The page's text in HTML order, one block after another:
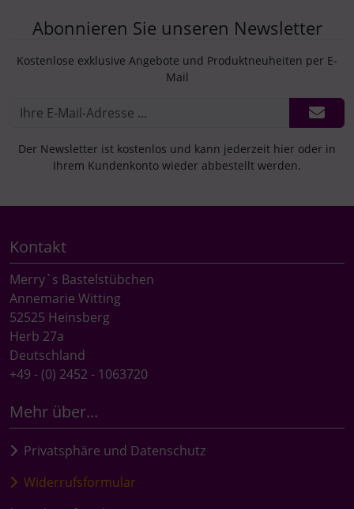
Abonnieren Sie unseren Newsletter
Kostenlose exklusive Angebote und Produktneuheiten per E-
Mail
Der Newsletter ist kostenlos und kann jederzeit hier oder in
Ihrem Kundenkonto wieder abbestellt werden.
Kontakt
Merry`s Bastelstübchen
Annemarie Witting
52525 Heinsberg
Herb 27a
Deutschland
+49 - (0) 2452 - 1063720
Mehr über...
Privatsphäre und Datenschutz
Widerrufsformular